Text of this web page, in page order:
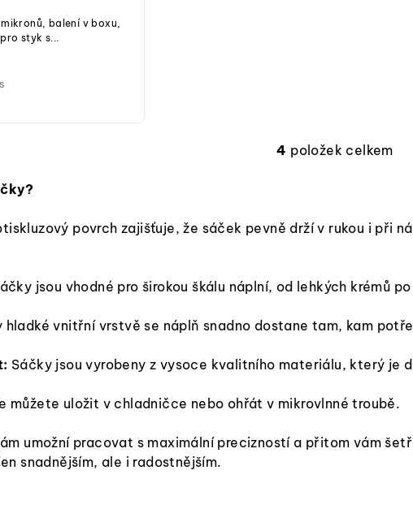
balení v boxu,
styk s...
O
á
c
í
r
k
4 položek celkem
povrch zajišťuje, že sáček pevně drží v rukou i při
jsou vhodné pro širokou škálu náplní, od lehkých krémů
hladké vnitřní vrstvě se náplň snadno dostane tam, kam
Sáčky jsou vyrobeny z vysoce kvalitního materiálu, který je
můžete uložit v chladničce nebo ohřát v mikrovlnné troubě.
umožní pracovat s maximální precizností a přitom vám
snadnějším, ale i radostnějším.